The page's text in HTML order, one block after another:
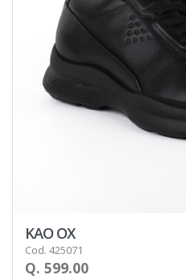
KAO OX
Cod. 425071
Q. 599.00